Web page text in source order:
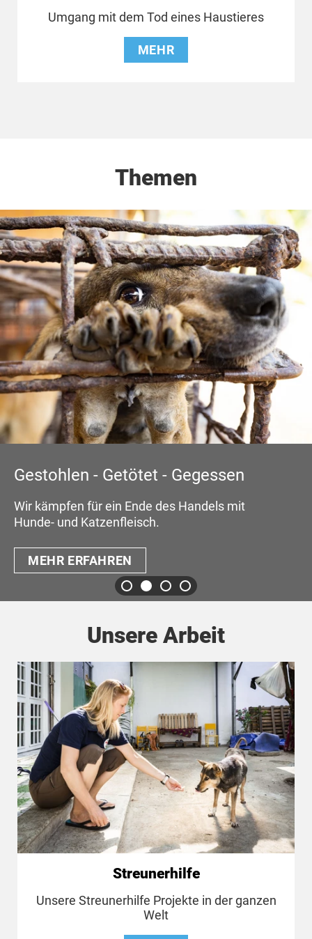
Umgang mit dem Tod eines Haustieres
MEHR
Themen
Gestohlen - Getötet - Gegessen
Wir kämpfen für ein Ende des Handels mit
Hunde- und Katzenfleisch.
MEHR ERFAHREN
Unsere Arbeit
Streunerhilfe
Unsere Streunerhilfe Projekte in der ganzen
Welt